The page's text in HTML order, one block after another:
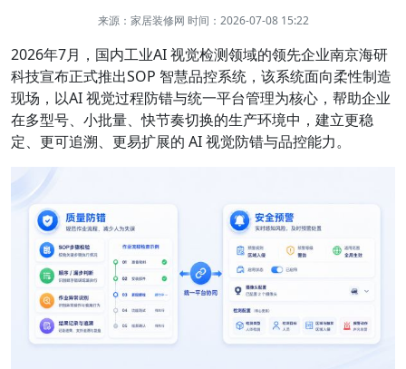
来源： 家居装修网 时间：2026-07-08 15:22
2026年7月，国内工业AI 视觉检测领域的领先企业南京海研
科技宣布正式推出SOP 智慧品控系统，该系统面向柔性制造
现场，以AI 视觉过程防错与统一平台管理为核心，帮助企业
在多型号、小批量、快节奏切换的生产环境中，建立更稳
定、更可追溯、更易扩展的 AI 视觉防错与品控能力。